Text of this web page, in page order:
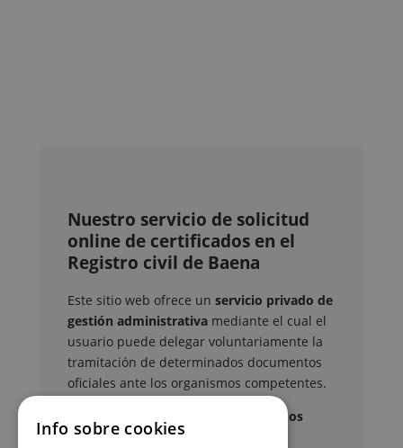
Nuestro servicio de solicitud
online de certificados en el
Registro civil de Baena
Este sitio web ofrece un servicio privado de
gestión administrativa mediante el cual el
usuario puede delegar voluntariamente la
tramitación de determinados documentos
oficiales ante los organismos competentes.
Documentos y trámites que podemos
gestionar
Info sobre cookies